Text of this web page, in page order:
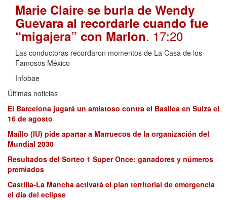
Marie Claire se burla de Wendy
Guevara al recordarle cuando fue
“migajera” con Marlon. 17:20
Las conductoras recordaron momentos de La Casa de los
Famosos México
Infobae
Últimas noticias
El Barcelona jugará un amistoso contra el Basilea en Suiza el
16 de agosto
Maíllo (IU) pide apartar a Marruecos de la organización del
Mundial 2030
Resultados del Sorteo 1 Super Once: ganadores y números
premiados
Castilla-La Mancha activará el plan territorial de emergencia
el día del eclipse